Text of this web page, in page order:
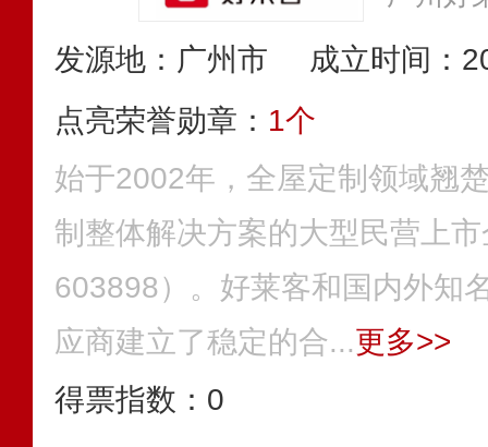
发源地：广州市
成立时间：
点亮荣誉勋章： 1个
始于2002年，全屋定制领域翘
制整体解决方案的大型民营上
603898）。好莱客和国内外知
应商建立了稳定的合...更多>>
得票指数： 0